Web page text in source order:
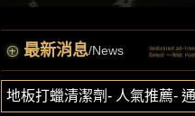
最新消息/News
地板打蠟清潔劑- 人氣推薦-